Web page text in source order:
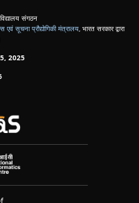
संगठन
एवं सूचना प्रौद्योगिकी मंत्रालय, भारत सरकार द्वारा
2025